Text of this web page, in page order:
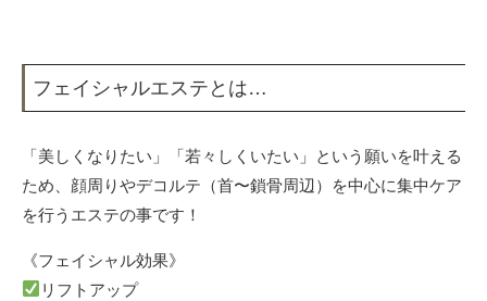
フェイシャルエステとは…
「美しくなりたい」「若々しくいたい」という願いを叶える
ため、顔周りやデコルテ（首〜鎖骨周辺）を中心に集中ケア
を行うエステの事です！
《フェイシャル効果》
リフトアップ